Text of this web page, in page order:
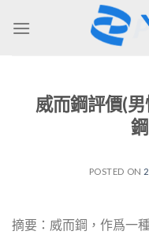
威而鋼評價(
POSTED ON
摘要：威而鋼，作爲一